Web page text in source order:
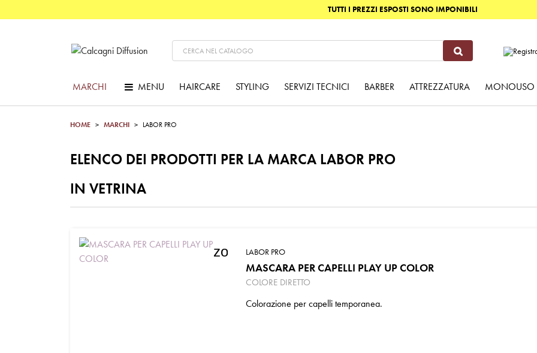
TUTTI I PREZZI ESPOSTI SONO IMPONIBILI
MARCHI MENU HAIRCARE STYLING SERVIZI TECNICI BARBER ATTREZZATURA MONOUSO
HOME MARCHI LABOR PRO
ELENCO DEI PRODOTTI PER LA MARCA LABOR PRO
IN VETRINA
zoom_inLABOR PRO
MASCARA PER CAPELLI PLAY UP COLOR
COLORE DIRETTO
Colorazione per capelli temporanea.